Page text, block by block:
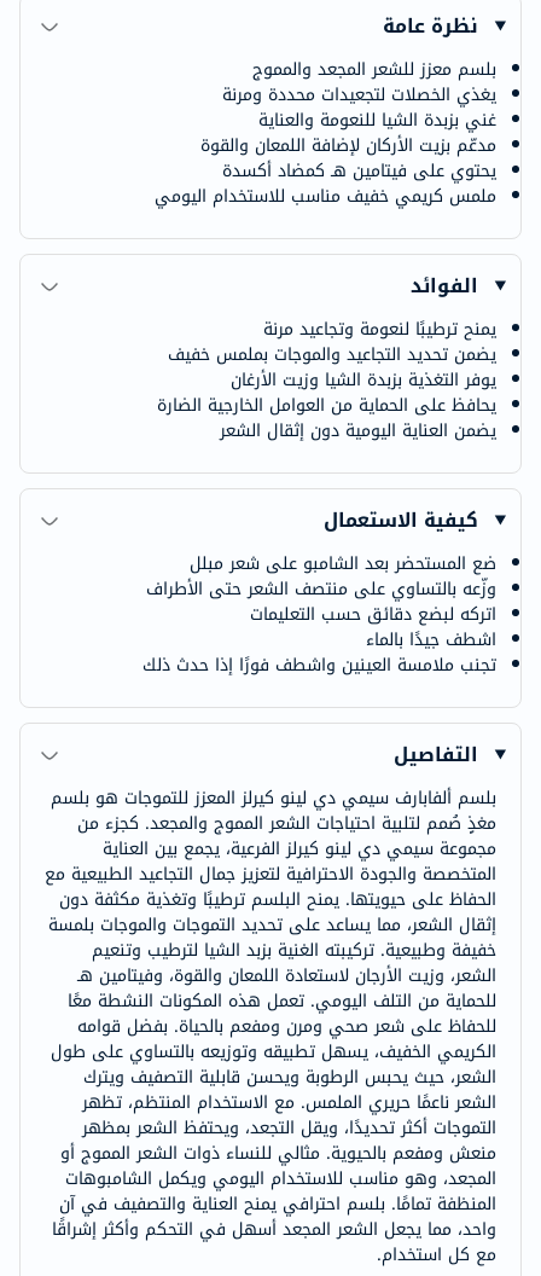
نظرة عامة
بلسم معزز للشعر المجعد والمموج
يغذي الخصلات لتجعيدات محددة ومرنة
غني بزبدة الشيا للنعومة والعناية
مدعّم بزيت الأركان لإضافة اللمعان والقوة
يحتوي على فيتامين هـ كمضاد أكسدة
ملمس كريمي خفيف مناسب للاستخدام اليومي
الفوائد
يمنح ترطيبًا لنعومة وتجاعيد مرنة
يضمن تحديد التجاعيد والموجات بملمس خفيف
يوفر التغذية بزبدة الشيا وزيت الأرغان
يحافظ على الحماية من العوامل الخارجية الضارة
يضمن العناية اليومية دون إثقال الشعر
كيفية الاستعمال
ضع المستحضر بعد الشامبو على شعر مبلل
وزّعه بالتساوي على منتصف الشعر حتى الأطراف
اتركه لبضع دقائق حسب التعليمات
اشطف جيدًا بالماء
تجنب ملامسة العينين واشطف فورًا إذا حدث ذلك
التفاصيل
بلسم ألفابارف سيمي دي لينو كيرلز المعزز للتموجات هو بلسم
مغذٍ صُمم لتلبية احتياجات الشعر المموج والمجعد. كجزء من
مجموعة سيمي دي لينو كيرلز الفرعية، يجمع بين العناية
المتخصصة والجودة الاحترافية لتعزيز جمال التجاعيد الطبيعية مع
الحفاظ على حيويتها. يمنح البلسم ترطيبًا وتغذية مكثفة دون
إثقال الشعر، مما يساعد على تحديد التموجات والموجات بلمسة
خفيفة وطبيعية. تركيبته الغنية بزبد الشيا لترطيب وتنعيم
الشعر، وزيت الأرجان لاستعادة اللمعان والقوة، وفيتامين هـ
للحماية من التلف اليومي. تعمل هذه المكونات النشطة معًا
للحفاظ على شعر صحي ومرن ومفعم بالحياة. بفضل قوامه
الكريمي الخفيف، يسهل تطبيقه وتوزيعه بالتساوي على طول
الشعر، حيث يحبس الرطوبة ويحسن قابلية التصفيف ويترك
الشعر ناعمًا حريري الملمس. مع الاستخدام المنتظم، تظهر
التموجات أكثر تحديدًا، ويقل التجعد، ويحتفظ الشعر بمظهر
منعش ومفعم بالحيوية. مثالي للنساء ذوات الشعر المموج أو
المجعد، وهو مناسب للاستخدام اليومي ويكمل الشامبوهات
المنظفة تمامًا. بلسم احترافي يمنح العناية والتصفيف في آن
واحد، مما يجعل الشعر المجعد أسهل في التحكم وأكثر إشراقًا
مع كل استخدام.